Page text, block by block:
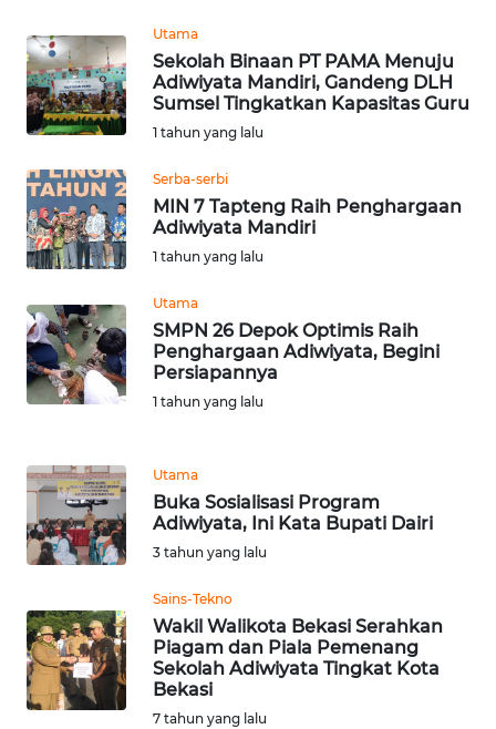
Utama
Sekolah Binaan PT PAMA Menuju
Adiwiyata Mandiri, Gandeng DLH
Sumsel Tingkatkan Kapasitas Guru
1 tahun yang lalu
Serba-serbi
MIN 7 Tapteng Raih Penghargaan
Adiwiyata Mandiri
1 tahun yang lalu
Utama
SMPN 26 Depok Optimis Raih
Penghargaan Adiwiyata, Begini
Persiapannya
1 tahun yang lalu
Utama
Buka Sosialisasi Program
Adiwiyata, Ini Kata Bupati Dairi
3 tahun yang lalu
Sains-Tekno
Wakil Walikota Bekasi Serahkan
Piagam dan Piala Pemenang
Sekolah Adiwiyata Tingkat Kota
Bekasi
7 tahun yang lalu
INDEKS
BERITA
KONTAK
KAMI
INFO
IKLAN
KAMI
PEDOMAN
MEDIA
SIBER
REDAKSI
KARIR
Wahana
News
Regional